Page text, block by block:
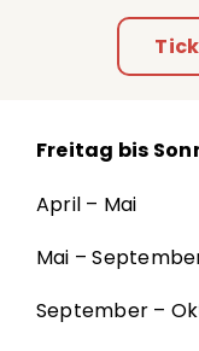
Freitag bis
April – Mai
Mai –
September –